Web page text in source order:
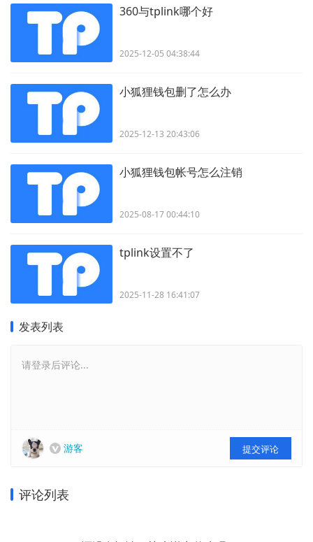
360与tplink哪个好
2025-12-05 04:38:44
小狐狸钱包删了怎么办
2025-12-13 20:43:06
小狐狸钱包帐号怎么注销
2025-08-17 00:44:10
tplink设置不了
2025-11-28 16:41:07
发表列表
请登录后评论...
游客 提交评论
评论列表